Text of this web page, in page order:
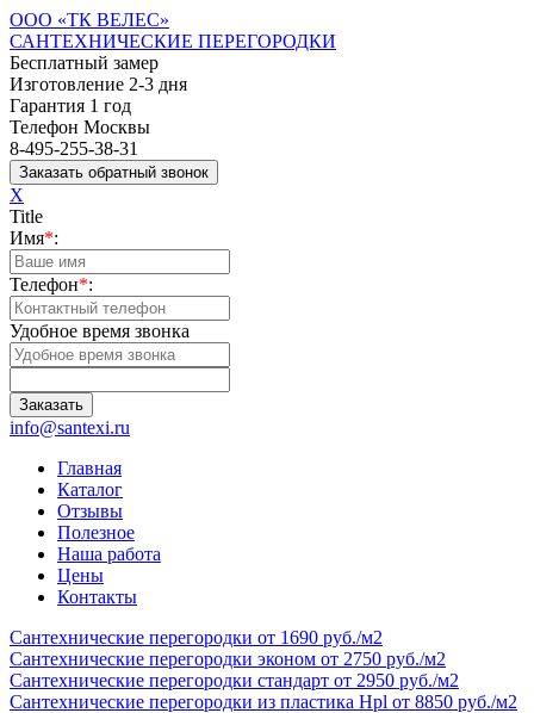
ООО «ТК ВЕЛЕС»
САНТЕХНИЧЕСКИЕ ПЕРЕГОРОДКИ
Бесплатный замер
Изготовление 2-3 дня
Гарантия 1 год
Телефон Москвы
8-495-255-38-31
X
Title
Имя*:
Телефон*:
Удобное время звонка
info@santexi.ru
Главная
Каталог
Отзывы
Полезное
Наша работа
Цены
Контакты
Сантехнические перегородки от 1690 руб./м2
Cантехнические перегородки эконом от 2750 руб./м2
Сантехнические перегородки стандарт от 2950 руб./м2
Сантехнические перегородки из пластика Hpl от 8850 руб./м2